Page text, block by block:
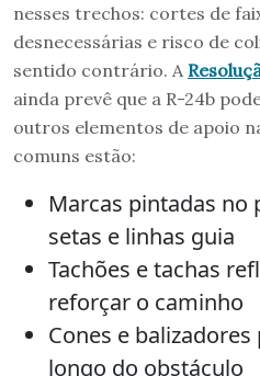
nesses trechos: cortes de
desnecessárias e risco de
sentido contrário. A
ainda prevê que a R-24b
outros elementos de apoio
comuns estão:
Marcas pintadas no
setas e linhas guia
Tachões e tachas
reforçar o caminho
Cones e
longo do obstáculo